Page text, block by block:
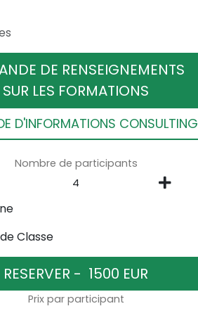
DE RENSEIGNEMENTS
SUR LES FORMATIONS
D'INFORMATIONS CONSULTING
Nombre de participants
Classe
Prix par participant